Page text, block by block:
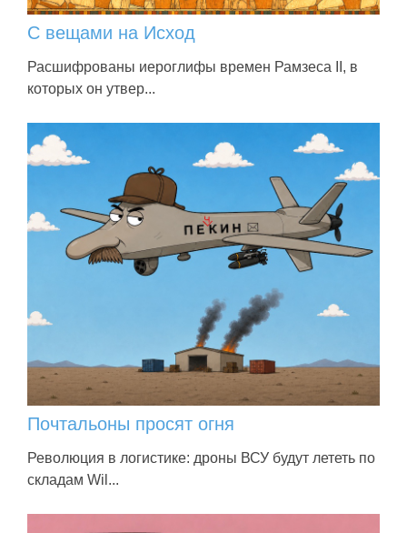
С вещами на Исход
Расшифрованы иероглифы времен Рамзеса II, в
которых он утвер...
Почтальоны просят огня
Революция в логистике: дроны ВСУ будут лететь по
складам Wil...